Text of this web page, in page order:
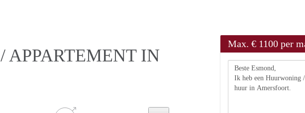
APPARTEMENT IN
Max. € 1100 per